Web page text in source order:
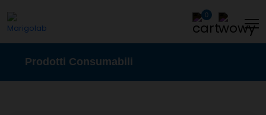
0
Prodotti Consumabili